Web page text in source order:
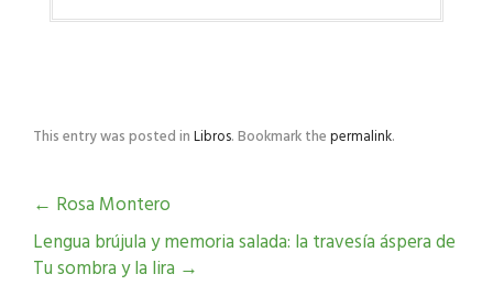
This entry was posted inLibros. Bookmark thepermalink.
← Rosa Montero
Lengua brújula y memoria salada: la travesía áspera de
Tu sombra y la lira →